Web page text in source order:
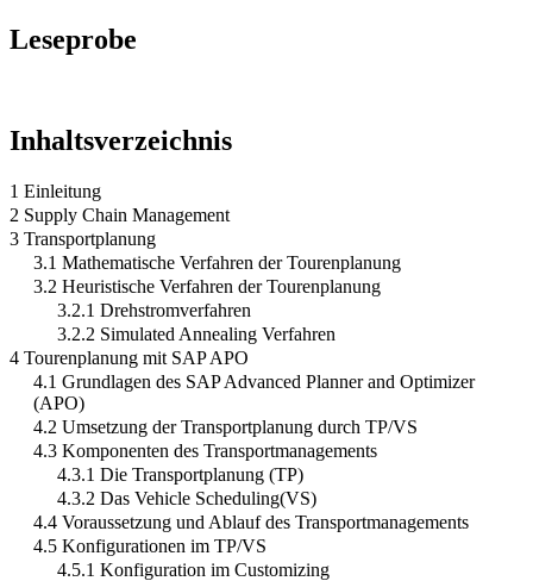
Leseprobe
Inhaltsverzeichnis
1 Einleitung
2 Supply Chain Management
3 Transportplanung
3.1 Mathematische Verfahren der Tourenplanung
3.2 Heuristische Verfahren der Tourenplanung
3.2.1 Drehstromverfahren
3.2.2 Simulated Annealing Verfahren
4 Tourenplanung mit SAP APO
4.1 Grundlagen des SAP Advanced Planner and Optimizer
(APO)
4.2 Umsetzung der Transportplanung durch TP/VS
4.3 Komponenten des Transportmanagements
4.3.1 Die Transportplanung (TP)
4.3.2 Das Vehicle Scheduling(VS)
4.4 Voraussetzung und Ablauf des Transportmanagements
4.5 Konfigurationen im TP/VS
4.5.1 Konfiguration im Customizing